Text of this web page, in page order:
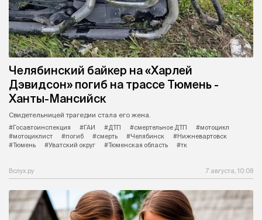
Челябинский байкер на «Харлей
Дэвидсон» погиб на трассе Тюмень -
Ханты-Мансийск
Свидетельницей трагедии стала его жена.
#Госавтоинспекция
#ГАИ #ДТП #смертельное ДТП
#мотоцикл
#мотоциклист
#погиб #смерть #Челябинск
#Нижневартовск
#Тюмень
#Уватский округ #Тюменская область #тк
Вслух.ру 7 августа, 10:08